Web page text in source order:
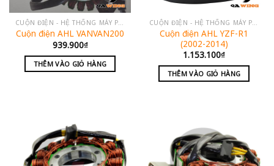
CUỘN ĐIỆN - HỆ THỐNG MÁY PHÁT
Cuộn điện AHL VANVAN200
939.900₫
THÊM VÀO GIỎ HÀNG
CUỘN ĐIỆN - HỆ THỐNG MÁY PHÁT
Cuộn điện AHL YZF-R1
(2002-2014)
1.153.100₫
THÊM VÀO GIỎ HÀNG